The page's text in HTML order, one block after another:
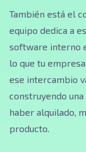
También está el
equipo dedica a
software interno
lo que tu
ese intercambio
construyendo
haber alquilado,
producto.